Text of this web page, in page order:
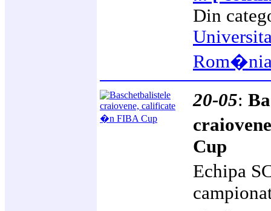
Din
20-05:
Cup
Echipa